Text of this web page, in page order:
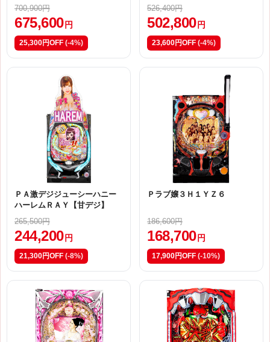
700,900円
675,600 円
25,300円OFF (-4%)
526,400円
502,800 円
23,600円OFF (-4%)
ＰＡ激デジジューシーハニー
ハーレムＲＡＹ【甘デジ】
265,500円
244,200 円
21,300円OFF (-8%)
Ｐラブ嬢３Ｈ１ＹＺ６
186,600円
168,700 円
17,900円OFF (-10%)